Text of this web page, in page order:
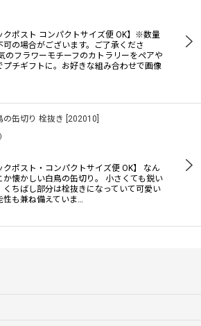
クポスト コンパクトサイズ便 OK】※数量
可の場合がございます。ご了承くださ
のフラワーモチーフのカトラリーをペアや
プチギフトに。お好きな組み合わせで画像
の缶切り 栓抜き 202010
クポスト・コンパクトサイズ便 OK】 なん
か懐かしい白鳥の缶切り。 小さくても鋭い
くちばし部分は栓抜きになっていて可愛い
性も兼ね備えていま…